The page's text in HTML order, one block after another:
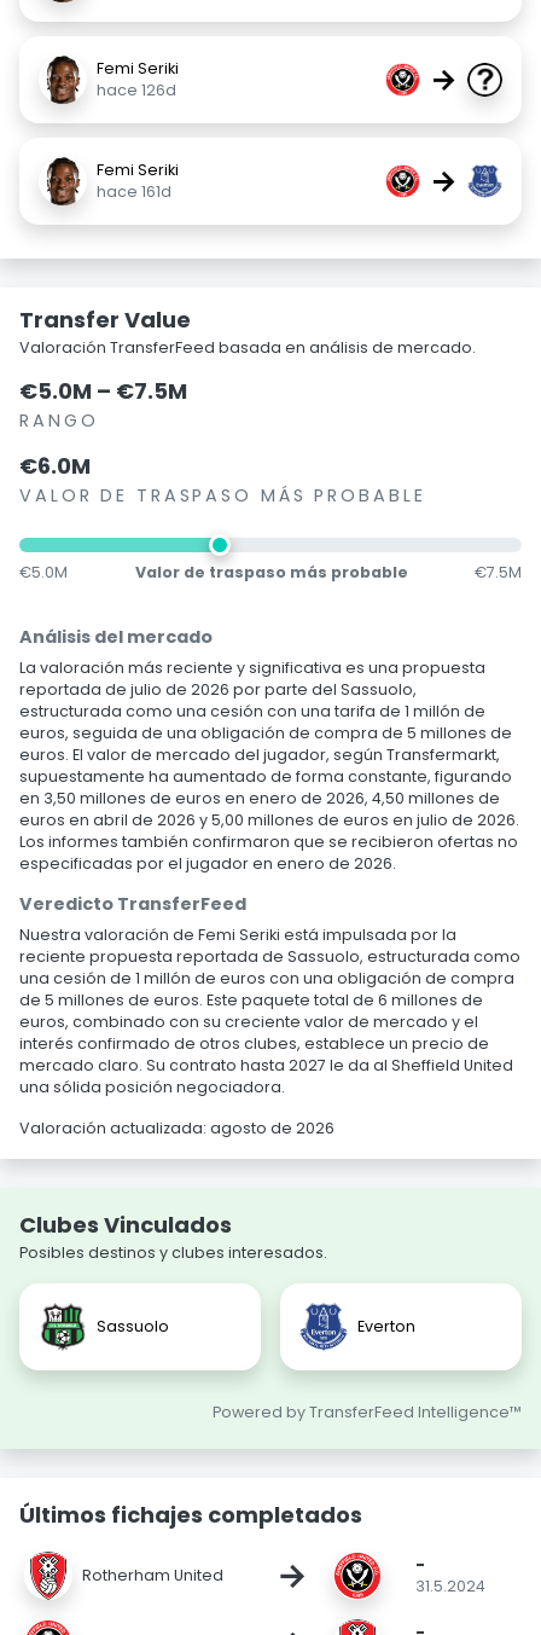
Femi Seriki
hace 126d
→
Femi Seriki
hace 161d
→
Transfer Value
Valoración TransferFeed basada en análisis de mercado.
€5.0M – €7.5M
RANGO
€6.0M
VALOR DE TRASPASO MÁS PROBABLE
€5.0M Valor de traspaso más probable €7.5M
Análisis del mercado
La valoración más reciente y significativa es una propuesta
reportada de julio de 2026 por parte del Sassuolo,
estructurada como una cesión con una tarifa de 1 millón de
euros, seguida de una obligación de compra de 5 millones de
euros. El valor de mercado del jugador, según Transfermarkt,
supuestamente ha aumentado de forma constante, figurando
en 3,50 millones de euros en enero de 2026, 4,50 millones de
euros en abril de 2026 y 5,00 millones de euros en julio de 2026.
Los informes también confirmaron que se recibieron ofertas no
especificadas por el jugador en enero de 2026.
Veredicto TransferFeed
Nuestra valoración de Femi Seriki está impulsada por la
reciente propuesta reportada de Sassuolo, estructurada como
una cesión de 1 millón de euros con una obligación de compra
de 5 millones de euros. Este paquete total de 6 millones de
euros, combinado con su creciente valor de mercado y el
interés confirmado de otros clubes, establece un precio de
mercado claro. Su contrato hasta 2027 le da al Sheffield United
una sólida posición negociadora.
Valoración actualizada: agosto de 2026
Clubes Vinculados
Posibles destinos y clubes interesados.
Sassuolo Everton
Powered by TransferFeed Intelligence™
Últimos fichajes completados
Rotherham United → -
31.5.2024